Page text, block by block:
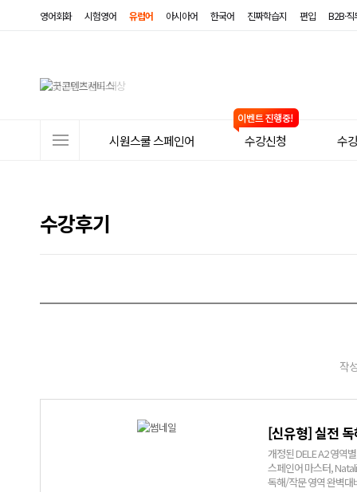
영어회화 시험영어 유럽어 아시아어 한국어 진짜학습지 편입 B2B·
뉴
시원스쿨 스페인어 수강신청 수
수강후기
작
[신유형] 실전
개정된 DELE A2 영역
스페인어 마스터,
독해/작문 영역 완벽